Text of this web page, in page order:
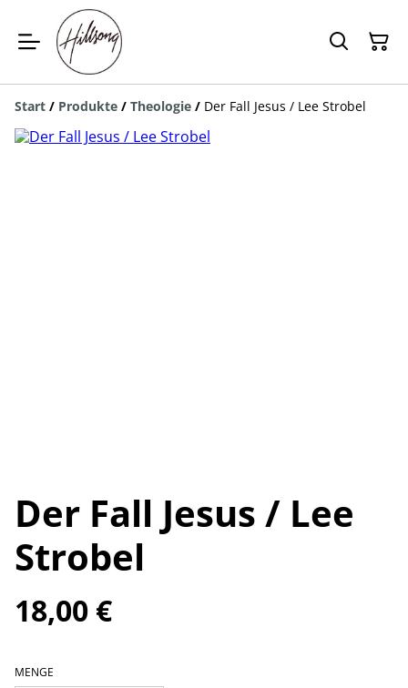
Start / Produkte / Theologie / Der Fall Jesus / Lee Strobel
Der Fall Jesus / Lee
Strobel
18,00 €
MENGE